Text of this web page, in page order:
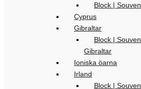
Block |
Cyprus
Gibraltar
Block |
Gibraltar
Ioniska öarna
Irland
Block |